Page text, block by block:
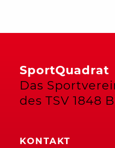
SportQuadrat
Das
des TSV 1848
KONTAKT